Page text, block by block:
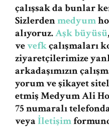
çalışsak da bunlar
Sizlerdenmedyum
alıyoruz.Aşk büyüsü
vevefkçalışmaları
ziyaretçilerimize
arkadaşımızın
yorum ve şikayet
etmiş Medyum Ali
75 numaralı
veyaİletişim